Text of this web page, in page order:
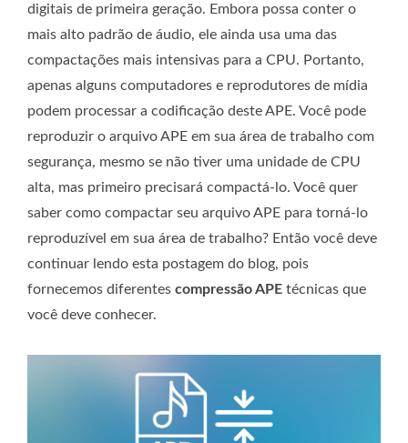
digitais de primeira geração. Embora possa conter o
mais alto padrão de áudio, ele ainda usa uma das
compactações mais intensivas para a CPU. Portanto,
apenas alguns computadores e reprodutores de mídia
podem processar a codificação deste APE. Você pode
reproduzir o arquivo APE em sua área de trabalho com
segurança, mesmo se não tiver uma unidade de CPU
alta, mas primeiro precisará compactá-lo. Você quer
saber como compactar seu arquivo APE para torná-lo
reproduzível em sua área de trabalho? Então você deve
continuar lendo esta postagem do blog, pois
fornecemos diferentes compressão APE técnicas que
você deve conhecer.